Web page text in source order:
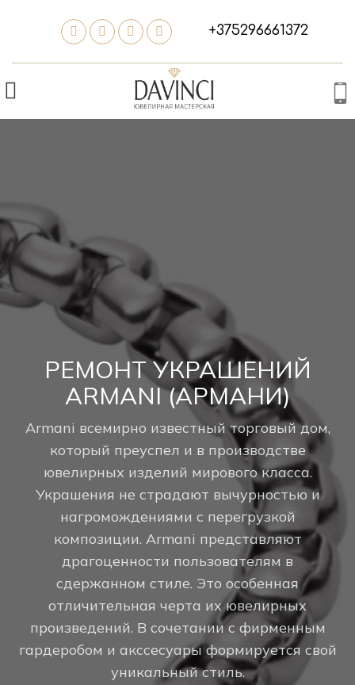
+375296661372
РЕМОНТ УКРАШЕНИЙ
ARMANI (АРМАНИ)
Armani всемирно известный торговый дом,
который преуспел и в производстве
ювелирных изделий мирового класса.
Украшения не страдают вычурностью и
нагромождениями с перегрузкой
композиции. Armani представляют
драгоценности пользователям в
сдержанном стиле. Это особенная
отличительная черта их ювелирных
произведений. В сочетании с фирменным
гардеробом и акссесуары формируется свой
уникальный стиль.